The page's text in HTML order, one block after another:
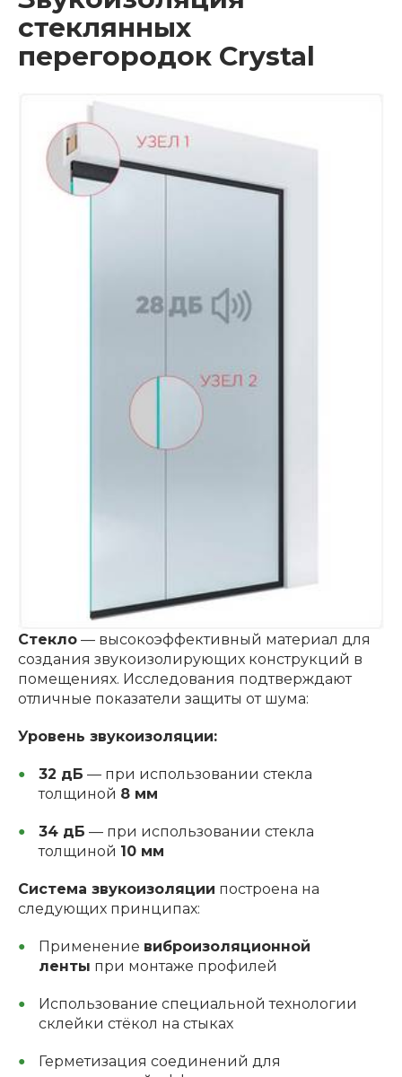
стеклянных
перегородок Crystal
Стекло — высокоэффективный материал для
создания звукоизолирующих конструкций в
помещениях. Исследования подтверждают
отличные показатели защиты от шума:
Уровень звукоизоляции:
32 дБ — при использовании стекла
толщиной 8 мм
34 дБ — при использовании стекла
толщиной 10 мм
Система звукоизоляции построена на
следующих принципах:
Применение виброизоляционной
ленты при монтаже профилей
Использование специальной технологии
склейки стёкол на стыках
Герметизация соединений для